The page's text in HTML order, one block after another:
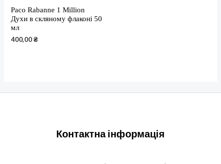
Paco Rabanne 1 Million
Духи в скляному флаконі 50
мл
400,00₴
Контактна інформація